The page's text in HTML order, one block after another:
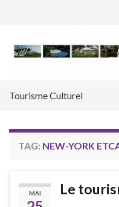
Tourisme Culturel
TAG: NEW-YORK
MAI Le